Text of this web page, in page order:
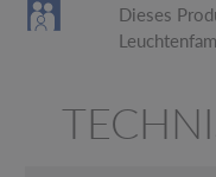
Dieses